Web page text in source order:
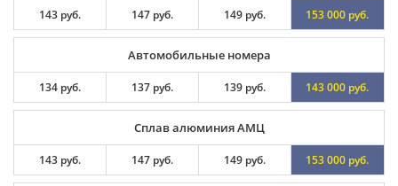
143 руб. 147 руб. 149 руб. 153 000 руб.
Автомобильные номера
134 руб. 137 руб. 139 руб. 143 000 руб.
Сплав алюминия АМЦ
143 руб. 147 руб. 149 руб. 153 000 руб.